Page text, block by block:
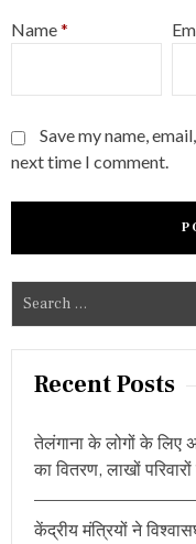
Name*
Save my name,
next time I comment.
e
a
Recent Posts
तेलंगाना के लोगों के लिए
का वितरण, लाखों
केंद्रीय मंत्रियों ने